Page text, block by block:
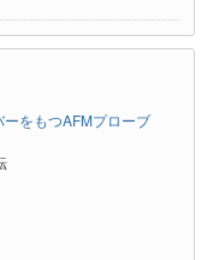
をもつAFMプローブ